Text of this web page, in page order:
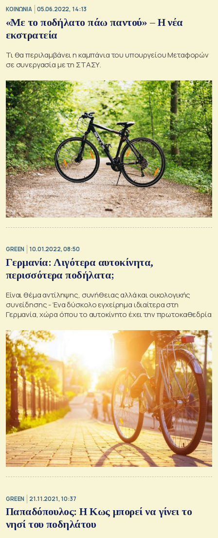
ΚΟΙΝΩΝΙΑ 05.06.2022, 14:13
«Με το ποδήλατο πάω παντού» – Η νέα
εκστρατεία
Τι θα περιλαμβάνει η καμπάνια του υπουργείου Μεταφορών
σε συνεργασία με τη ΣΤΑΣΥ.
GREEN 10.01.2022, 08:50
Γερμανία: Λιγότερα αυτοκίνητα,
περισσότερα ποδήλατα;
Είναι θέμα αντίληψης, συνήθειας αλλά και οικολογικής
συνείδησης - Ένα δύσκολο εγχείρημα ιδιαίτερα στη
Γερμανία, χώρα όπου το αυτοκίνητο έχει την πρωτοκαθεδρία
GREEN 21.11.2021, 10:37
Παπαδόπουλος: Η Κως μπορεί να γίνει το
νησί του ποδηλάτου